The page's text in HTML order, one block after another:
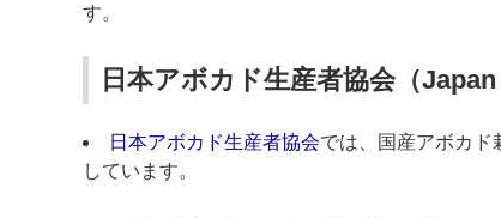
す。
日本アボカド生産者協会（
日本アボカド生産者協会では、国産アボカド
しています。